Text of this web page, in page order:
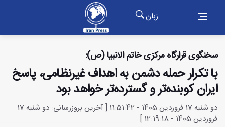
زبان
سخنگوی قرارگاه مرکزی خاتم الانبیا (ص):
با تکرار حمله دشمن به اهداف غیرنظامی، پاسخ
ایران کوبنده‌تر و گسترده‌تر خواهد بود
دو شنبه 17 فروردین 1405 - 11:51:42 [ آخرین بروزرسانی: دو شنبه 17
فروردین 1405 - 12:19:18 ]